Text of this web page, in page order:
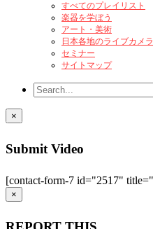
すべてのプレイリスト
楽器を学ぼう
アート・美術
日本各地のライブカメラ
セミナー
サイトマップ
×
Submit Video
[contact-form-7 id="2517"
×